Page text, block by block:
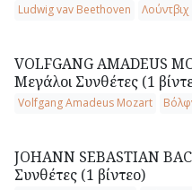
Ludwig vav Beethoven
VOLFGANG AMADEUS
Μεγάλοι Συνθέτες (1
Volfgang Amadeus Mozart
JOHANN SEBASTIAN
Συνθέτες (1 βίντεο)